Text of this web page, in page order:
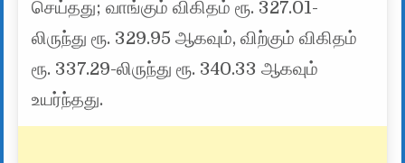
செய்தது; வாங்கும் விகிதம் ரூ. 327.01-
லிருந்து ரூ. 329.95 ஆகவும், விற்கும் விகிதம்
ரூ. 337.29-லிருந்து ரூ. 340.33 ஆகவும்
உயர்ந்தது.